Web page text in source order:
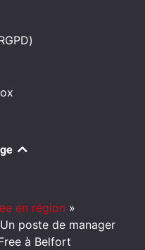
en région »
Un poste de manager
à Belfort